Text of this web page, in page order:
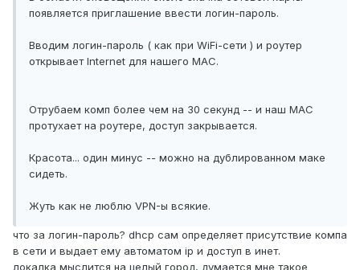
появляется приглашение ввести логин-пароль.
Вводим логин-пароль ( как при WiFi-сети ) и роутер
открывает Internet для нашего MAC.
Отрубаем комп более чем на 30 секунд -- и наш MAC
протухает на роутере, доступ закрывается.
Красота... один минус -- можно на дублированном маке
сидеть.
Жуть как не люблю VPN-ы всякие.
что за логин-пароль? dhcp сам определяет присутствие компа
в сети и выдает ему автоматом ip и доступ в инет.
локалка мыслится на целый город, думается мне такое